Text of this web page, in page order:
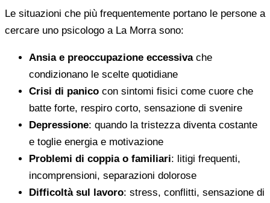
Le situazioni che più frequentemente portano le persone a
cercare uno psicologo a La Morra sono:
Ansia e preoccupazione eccessivache
condizionano le scelte quotidiane
Crisi di panico con sintomi fisici come cuore che
batte forte, respiro corto, sensazione di svenire
Depressione: quando la tristezza diventa costante
e toglie energia e motivazione
Problemi di coppia o familiari: litigi frequenti,
incomprensioni, separazioni dolorose
Difficoltà sul lavoro: stress, conflitti, sensazione di